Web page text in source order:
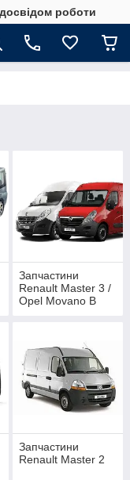
роботи
Запчастини
Renault Master 3 /
Opel Movano B
Запчастини
Renault Master 2